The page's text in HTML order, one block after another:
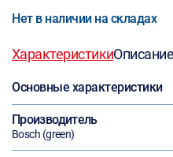
Нет в наличии на складах
ХарактеристикиОписание
Основные характеристики
Производитель
Bosch (green)